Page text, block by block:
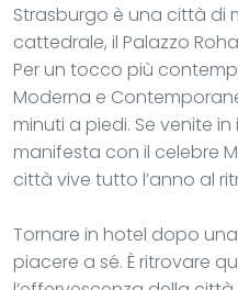
Strasburgo è una città di
cattedrale, il Palazzo
Per un tocco più
Moderna e
minuti a piedi. Se venite
manifesta con il celebre
città vive tutto l’anno al
Tornare in hotel dopo
piacere a sé. È ritrovare